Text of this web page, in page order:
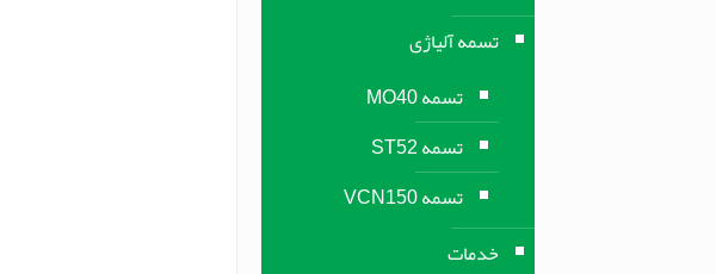
تسمه آلیاژی
تسمه MO40
تسمه ST52
تسمه VCN150
خدمات